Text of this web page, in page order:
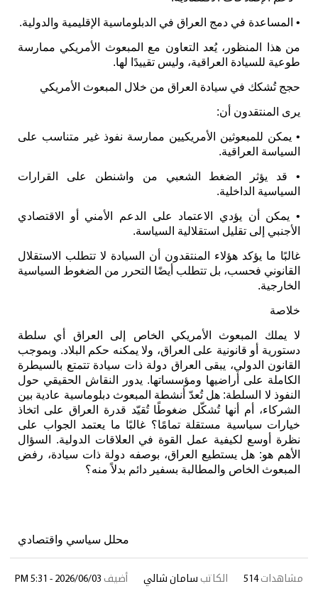
• المساعدة في دمج العراق في الدبلوماسية الإقليمية والدولية.
من هذا المنظور، يُعد التعاون مع المبعوث الأمريكي ممارسة
طوعية للسيادة العراقية، وليس تقييدًا لها.
حجج تُشكك في سيادة العراق من خلال المبعوث الأمريكي
يرى المنتقدون أن:
• يمكن للمبعوثين الأمريكيين ممارسة نفوذ غير متناسب على
السياسة العراقية.
• قد يؤثر الضغط الشعبي من واشنطن على القرارات
السياسية الداخلية.
• يمكن أن يؤدي الاعتماد على الدعم الأمني ​​أو الاقتصادي
الأجنبي إلى تقليل استقلالية السياسة.
غالبًا ما يؤكد هؤلاء المنتقدون أن السيادة لا تتطلب الاستقلال
القانوني فحسب، بل تتطلب أيضًا التحرر من الضغوط السياسية
الخارجية.
خلاصة
لا يملك المبعوث الأمريكي الخاص إلى العراق أي سلطة
دستورية أو قانونية على العراق، ولا يمكنه حكم البلاد. وبموجب
القانون الدولي، يبقى العراق دولة ذات سيادة تتمتع بالسيطرة
الكاملة على أراضيها ومؤسساتها. يدور النقاش الحقيقي حول
النفوذ لا السلطة: هل تُعدّ أنشطة المبعوث دبلوماسية عادية بين
الشركاء، أم أنها تُشكّل ضغوطًا تُقيّد قدرة العراق على اتخاذ
خيارات سياسية مستقلة تمامًا؟ غالبًا ما يعتمد الجواب على
نظرة أوسع لكيفية عمل القوة في العلاقات الدولية. السؤال
الأهم هو: هل يستطيع العراق، بوصفه دولة ذات سيادة، رفض
المبعوث الخاص والمطالبة بسفير دائم بدلاً منه؟
محلل سياسي واقتصادي
مشاهدات 514 الكاتب سامان شالي أضيف 2026/06/03 - 5:31 PM